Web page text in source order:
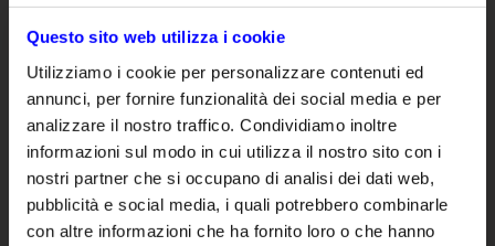
Questo sito web utilizza i cookie
Utilizziamo i cookie per personalizzare contenuti ed
annunci, per fornire funzionalità dei social media e per
analizzare il nostro traffico. Condividiamo inoltre
informazioni sul modo in cui utilizza il nostro sito con i
nostri partner che si occupano di analisi dei dati web,
pubblicità e social media, i quali potrebbero combinarle
con altre informazioni che ha fornito loro o che hanno
soluzioni di settore certificate.
CUSTOMER PORTAL